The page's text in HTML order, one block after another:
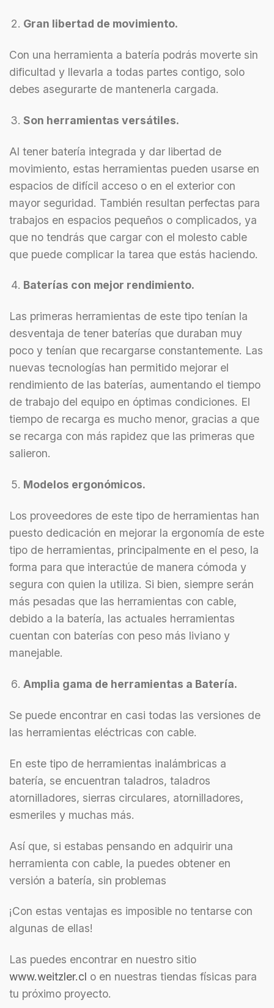
Gran libertad de movimiento.
Con una herramienta a batería podrás moverte sin
dificultad y llevarla a todas partes contigo, solo
debes asegurarte de mantenerla cargada.
Son herramientas versátiles.
Al tener batería integrada y dar libertad de
movimiento, estas herramientas pueden usarse en
espacios de difícil acceso o en el exterior con
mayor seguridad. También resultan perfectas para
trabajos en espacios pequeños o complicados, ya
que no tendrás que cargar con el molesto cable
que puede complicar la tarea que estás haciendo.
Baterías con mejor rendimiento.
Las primeras herramientas de este tipo tenían la
desventaja de tener baterías que duraban muy
poco y tenían que recargarse constantemente. Las
nuevas tecnologías han permitido mejorar el
rendimiento de las baterías, aumentando el tiempo
de trabajo del equipo en óptimas condiciones. El
tiempo de recarga es mucho menor, gracias a que
se recarga con más rapidez que las primeras que
salieron.
Modelos ergonómicos.
Los proveedores de este tipo de herramientas han
puesto dedicación en mejorar la ergonomía de este
tipo de herramientas, principalmente en el peso, la
forma para que interactúe de manera cómoda y
segura con quien la utiliza. Si bien, siempre serán
más pesadas que las herramientas con cable,
debido a la batería, las actuales herramientas
cuentan con baterías con peso más liviano y
manejable.
Amplia gama de herramientas a Batería.
Se puede encontrar en casi todas las versiones de
las herramientas eléctricas con cable.
En este tipo de herramientas inalámbricas a
batería, se encuentran taladros, taladros
atornilladores, sierras circulares, atornilladores,
esmeriles y muchas más.
Así que, si estabas pensando en adquirir una
herramienta con cable, la puedes obtener en
versión a batería, sin problemas
¡Con estas ventajas es imposible no tentarse con
algunas de ellas!
Las puedes encontrar en nuestro sitio
www.weitzler.cl o en nuestras tiendas físicas para
tu próximo proyecto.